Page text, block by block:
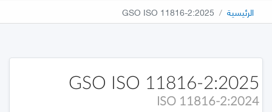
الرئيسية GSO ISO 11816-2:2025
GSO ISO 11816-2:2025
ISO 11816-2:2024